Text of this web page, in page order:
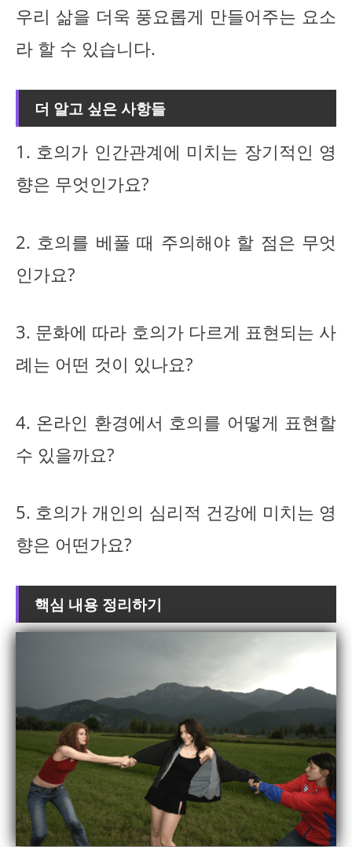
우리 삶을 더욱 풍요롭게 만들어주는 요소
라 할 수 있습니다.
더 알고 싶은 사항들
1. 호의가 인간관계에 미치는 장기적인 영
향은 무엇인가요?
2. 호의를 베풀 때 주의해야 할 점은 무엇
인가요?
3. 문화에 따라 호의가 다르게 표현되는 사
례는 어떤 것이 있나요?
4. 온라인 환경에서 호의를 어떻게 표현할
수 있을까요?
5. 호의가 개인의 심리적 건강에 미치는 영
향은 어떤가요?
핵심 내용 정리하기